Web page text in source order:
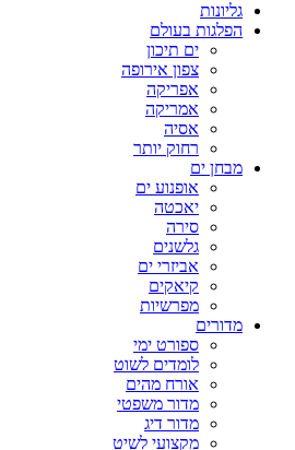
גליונות
הפלגות בעולם
ים תיכון
צפון אירופה
אפריקה
אמריקה
אסיה
רחוק יותר
מבחן ים
אופנוע ים
יאכטה
סירה
גלשנים
אביזרי ים
קיאקים
מפרשיות
מדורים
ספורט ימי
לומדים לשוט
אורח מהים
מדור משפטי
מדור דיג
מקצועי לשיט